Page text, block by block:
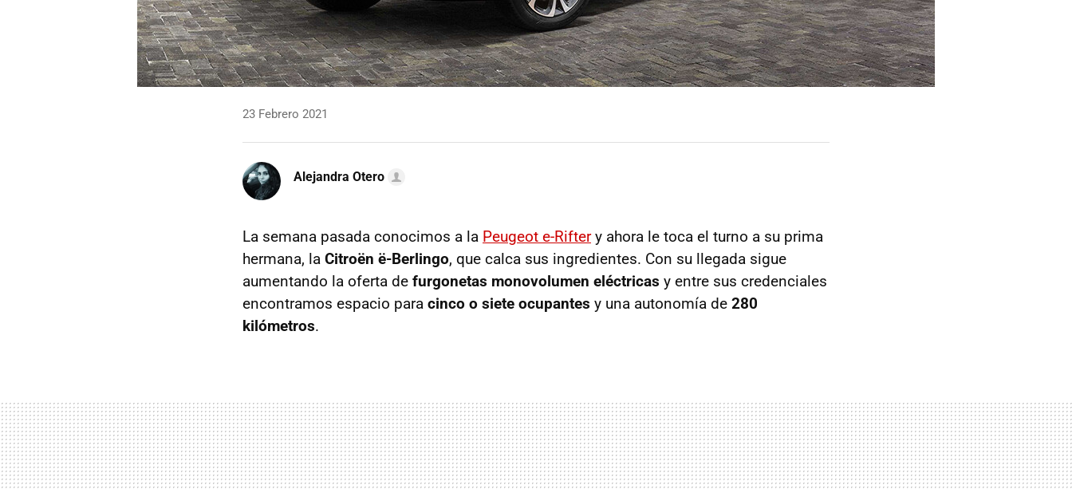
23 Febrero 2021
Alejandra Otero
La semana pasada conocimos a la Peugeot e-Riftery ahora le toca el turno a su prima
hermana, la Citroën ë-Berlingo, que calca sus ingredientes. Con su llegada sigue
aumentando la oferta de furgonetas monovolumen eléctricas y entre sus credenciales
encontramos espacio para cinco o siete ocupantes y una autonomía de 280
kilómetros.